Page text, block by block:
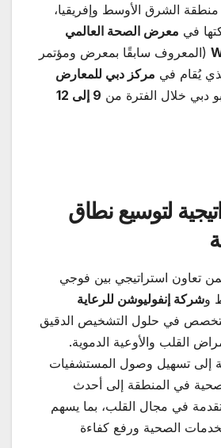
الشرق الأوسط وإفريقيا،
في معرض الصحة العالمي
(المعروف سابقًا بمعرض ومؤتمر
يُقام في مركز دبي للمعارض
دبي خلال الفترة من 9
إلى 12
لتوسيع نطاق
تعاون استراتيجي بين فوجي
وشركة إنفوليوشن للرعاية
في حلول التشخيص الدقيق
القلب والأوعية الدموية.
إلى تسهيل وصول المستشفيات
في المنطقة إلى أحدث
في مجال القلب، بما يسهم
الصحية ورفع كفاءة